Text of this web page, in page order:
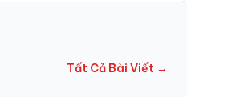
Tất Cả Bài Viết →